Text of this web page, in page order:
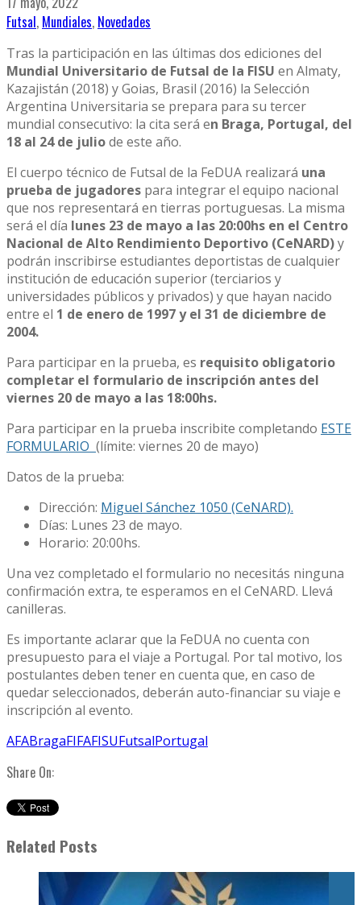
Futsal, Mundiales, Novedades
Tras la participación en las últimas dos ediciones del
Mundial Universitario de Futsal de la FISU en Almaty,
Kazajistán (2018) y Goias, Brasil (2016) la Selección
Argentina Universitaria se prepara para su tercer
mundial consecutivo: la cita será en Braga, Portugal, del
18 al 24 de juliode este año.
El cuerpo técnico de Futsal de la FeDUA realizará una
prueba de jugadores para integrar el equipo nacional
que nos representará en tierras portuguesas. La misma
será el día lunes 23 de mayo a las 20:00hs en el Centro
Nacional de Alto Rendimiento Deportivo (CeNARD)y
podrán inscribirse estudiantes deportistas de cualquier
institución de educación superior (terciarios y
universidades públicos y privados) y que hayan nacido
entre el 1 de enero de 1997 y el 31 de diciembre de
2004.
Para participar en la prueba, es requisito obligatorio
completar el formulario de inscripción antes del
viernes 20 de mayo a las 18:00hs.
Para participar en la prueba inscribite completando ESTE
FORMULARIO (límite: viernes 20 de mayo)
Datos de la prueba:
Dirección: Miguel Sánchez 1050 (CeNARD).
Días: Lunes 23 de mayo.
Horario: 20:00hs.
Una vez completado el formulario no necesitás ninguna
confirmación extra, te esperamos en el CeNARD. Llevá
canilleras.
Es importante aclarar que la FeDUA no cuenta con
presupuesto para el viaje a Portugal. Por tal motivo, los
postulantes deben tener en cuenta que, en caso de
quedar seleccionados, deberán auto-financiar su viaje e
inscripción al evento.
AFABragaFIFAFISUFutsalPortugal
Share On:
Related Posts